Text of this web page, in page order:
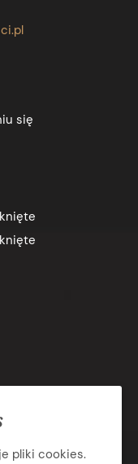
się
pliki cookies.